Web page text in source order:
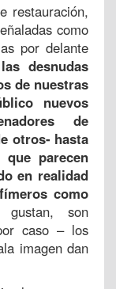
restauración,
como
por delante
desnudas
de nuestras
nuevos
de
otros- hasta
parecen
en realidad
como
son
caso – los
imagen dan